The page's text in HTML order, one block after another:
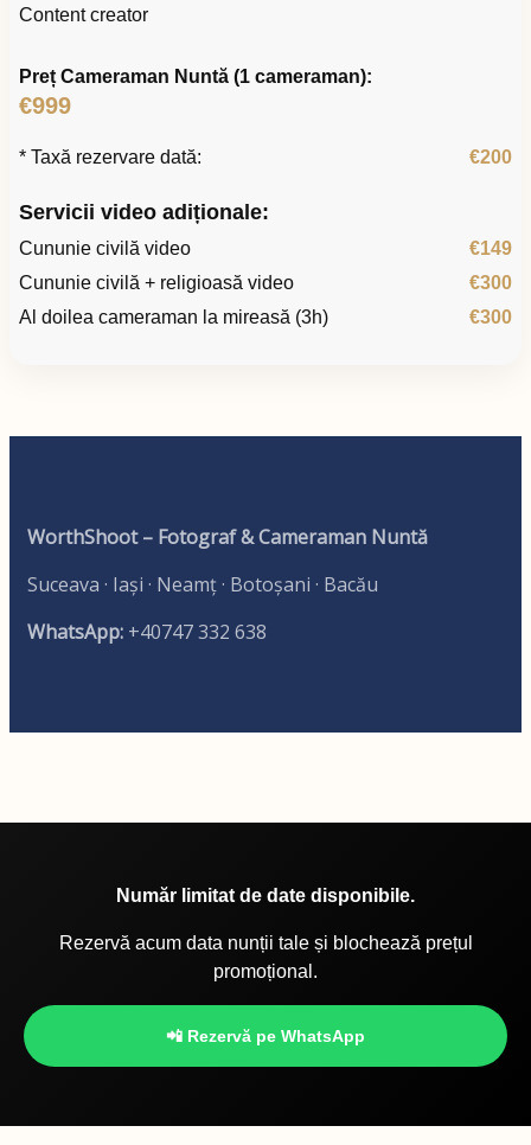
Content creator
Preț Cameraman Nuntă (1 cameraman):
€999
* Taxă rezervare dată: €200
Servicii video adiționale:
Cununie civilă video
€149
Cununie civilă + religioasă video
€300
Al doilea cameraman la mireasă (3h)
€300
WorthShoot – Fotograf & Cameraman Nuntă
Suceava · Iași · Neamț · Botoșani · Bacău
WhatsApp: +40747 332 638
Număr limitat de date disponibile.
Rezervă acum data nunții tale și blochează prețul
promoțional.
📲 Rezervă pe WhatsApp